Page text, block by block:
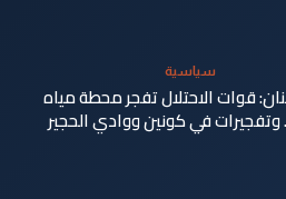
سياسية
قوات الاحتلال تفجر محطة مياه
في كونين ووادي الحجير